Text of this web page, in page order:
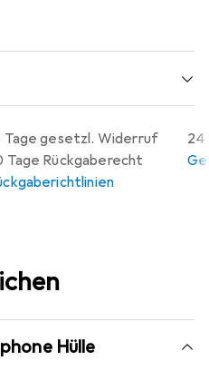
Tage gesetzl. Widerruf
Tage Rückgaberecht
24
Hülle